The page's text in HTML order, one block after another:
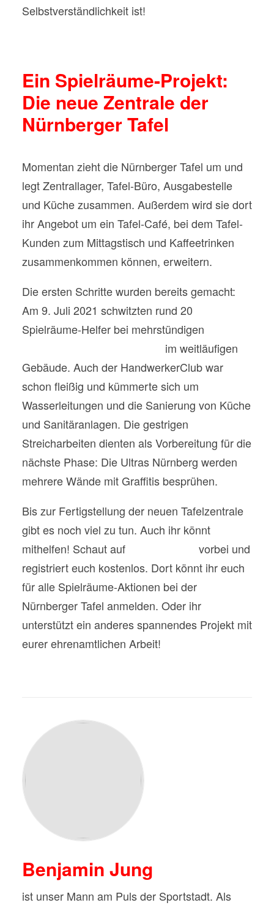
Selbstverständlichkeit ist!
Ein Spielräume-Projekt:
Die neue Zentrale der
Nürnberger Tafel
Momentan zieht die Nürnberger Tafel um und
legt Zentrallager, Tafel-Büro, Ausgabestelle
und Küche zusammen. Außerdem wird sie dort
ihr Angebot um ein Tafel-Café, bei dem Tafel-
Kunden zum Mittagstisch und Kaffeetrinken
zusammenkommen können, erweitern.
Die ersten Schritte wurden bereits gemacht:
Am 9. Juli 2021 schwitzten rund 20
Spielräume-Helfer bei mehrstündigen
im weitläufigen
Gebäude. Auch der HandwerkerClub war
schon fleißig und kümmerte sich um
Wasserleitungen und die Sanierung von Küche
und Sanitäranlagen. Die gestrigen
Streicharbeiten dienten als Vorbereitung für die
nächste Phase: Die Ultras Nürnberg werden
mehrere Wände mit Graffitis besprühen.
Bis zur Fertigstellung der neuen Tafelzentrale
gibt es noch viel zu tun. Auch ihr könnt
mithelfen! Schaut auf
vorbei und
registriert euch kostenlos. Dort könnt ihr euch
für alle Spielräume-Aktionen bei der
Nürnberger Tafel anmelden. Oder ihr
unterstützt ein anderes spannendes Projekt mit
eurer ehrenamtlichen Arbeit!
Benjamin Jung
ist unser Mann am Puls der Sportstadt. Als